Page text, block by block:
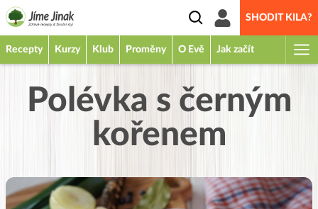
SHODIT KILA?
Recepty Kurzy Klub Proměny O Evě Jak začít
Polévka s černým
kořenem